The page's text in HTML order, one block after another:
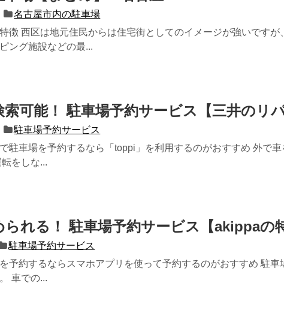
名古屋市内の駐車場
徴 西区は地元住民からは住宅街としてのイメージが強いです
ング施設などの最...
可能！ 駐車場予約サービス【三井のリ
駐車場予約サービス
駐車場を予約するなら「toppi」を利用するのがおすすめ 外で
をしな...
れる！ 駐車場予約サービス【akippaの
駐車場予約サービス
予約するならスマホアプリを使って予約するのがおすすめ 駐
車での...